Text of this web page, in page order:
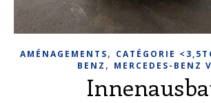
AMÉNAGEMENTS, CATÉGORIE
BENZ , MERCEDES-BENZ